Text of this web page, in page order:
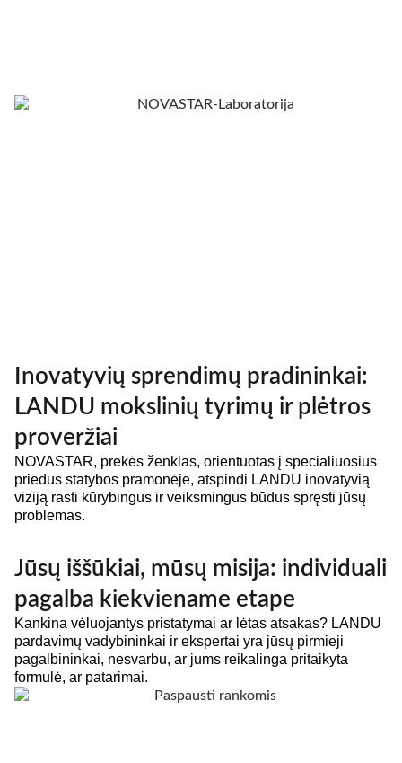
Inovatyvių sprendimų pradininkai:
LANDU mokslinių tyrimų ir plėtros
proveržiai
NOVASTAR, prekės ženklas, orientuotas į specialiuosius
priedus statybos pramonėje, atspindi LANDU inovatyvią
viziją rasti kūrybingus ir veiksmingus būdus spręsti jūsų
problemas.
Jūsų iššūkiai, mūsų misija: individuali
pagalba kiekviename etape
Kankina vėluojantys pristatymai ar lėtas atsakas? LANDU
pardavimų vadybininkai ir ekspertai yra jūsų pirmieji
pagalbininkai, nesvarbu, ar jums reikalinga pritaikyta
formulė, ar patarimai.